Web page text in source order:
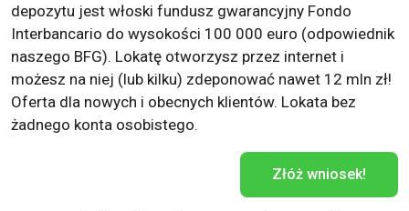
depozytu jest włoski fundusz gwarancyjny Fondo
Interbancario do wysokości 100 000 euro (odpowiednik
naszego BFG). Lokatę otworzysz przez internet i
możesz na niej (lub kilku) zdeponować nawet 12 mln zł!
Oferta dla nowych i obecnych klientów. Lokata bez
żadnego konta osobistego.
Złóż wniosek!